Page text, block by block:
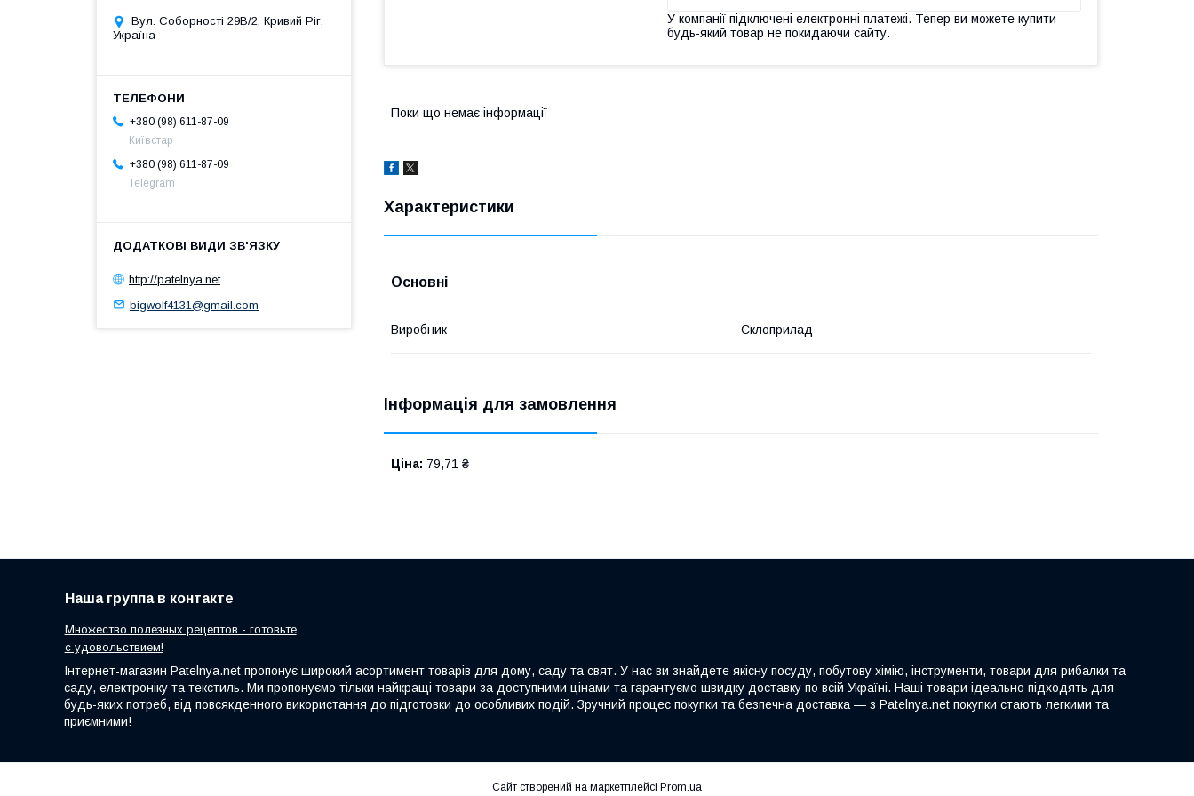
У компанії підключені електронні платежі. Тепер ви можете купити
будь-який товар не покидаючи сайту.
Поки що немає інформації
Характеристики
Основні
Виробник Склоприлад
Інформація для замовлення
Ціна: 79,71 ₴
Вул. Соборності 29В/2, Кривий Ріг,
Україна
+380 (98) 611-87-09
Київстар
+380 (98) 611-87-09
Telegram
http://patelnya.net
bigwolf4131@gmail.com
Наша группа в контакте
Множество полезных рецептов - готовьте
с удовольствием!
Інтернет-магазин Patelnya.net пропонує широкий асортимент товарів для дому, саду та свят. У нас ви знайдете якісну посуду, побутову хімію, інструменти, товари для рибалки та
саду, електроніку та текстиль. Ми пропонуємо тільки найкращі товари за доступними цінами та гарантуємо швидку доставку по всій Україні. Наші товари ідеально підходять для
будь-яких потреб, від повсякденного використання до підготовки до особливих подій. Зручний процес покупки та безпечна доставка — з Patelnya.net покупки стають легкими та
приємними!
Сайт створений на маркетплейсі Prom.ua